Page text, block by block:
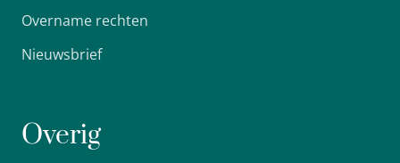
Overname rechten
Nieuwsbrief
Overig